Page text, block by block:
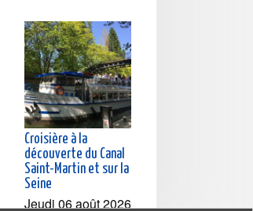
Croisière à la
découverte du Canal
Saint-Martin et sur la
Seine
Jeudi 06 août 2026